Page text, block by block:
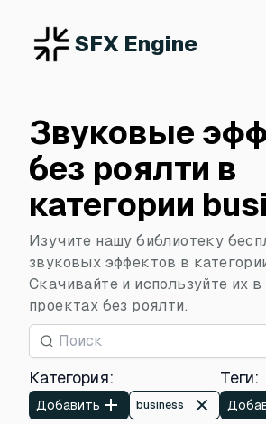
SFX Engine
Звуковые
без роялти в
категории
Изучите нашу библиотеку
звуковых эффектов в
Скачивайте и используйте их в
проектах без роялти.
Категория:
Добавить business
Теги: